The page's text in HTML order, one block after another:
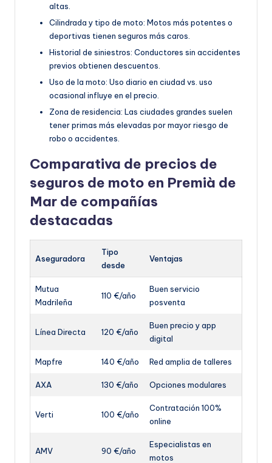
altas.
Cilindrada y tipo de moto: Motos más potentes o
deportivas tienen seguros más caros.
Historial de siniestros: Conductores sin accidentes
previos obtienen descuentos.
Uso de la moto: Uso diario en ciudad vs. uso
ocasional influye en el precio.
Zona de residencia: Las ciudades grandes suelen
tener primas más elevadas por mayor riesgo de
robo o accidentes.
Comparativa de precios de
seguros de moto en Premià de
Mar de compañías
destacadas
Aseguradora
Tipo
desde
Ventajas
Mutua
Madrileña
110 €/año
Buen servicio
posventa
Línea Directa 120 €/año
Buen precio y app
digital
Mapfre 140 €/año Red amplia de talleres
AXA 130 €/año Opciones modulares
Verti 100 €/año
Contratación 100%
online
AMV 90 €/año
Especialistas en
motos